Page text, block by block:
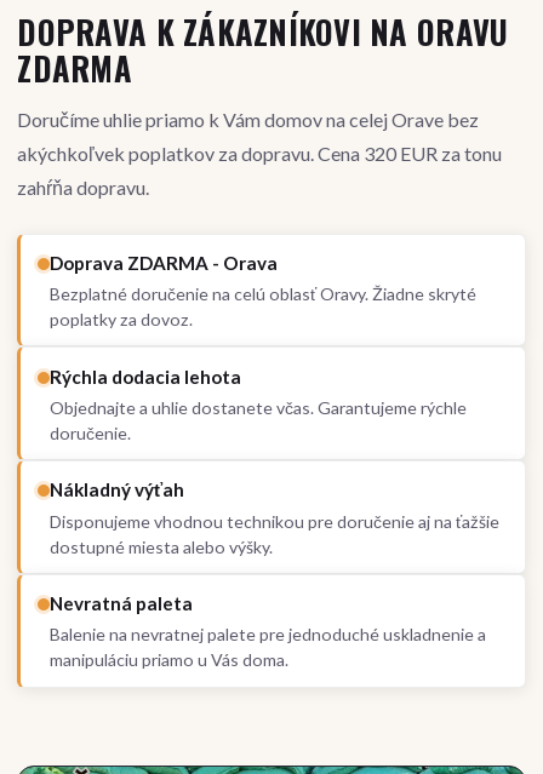
DOPRAVA K ZÁKAZNÍKOVI NA ORAVU
ZDARMA
Doručíme uhlie priamo k Vám domov na celej Orave bez
akýchkoľvek poplatkov za dopravu. Cena 320 EUR za tonu
zahŕňa dopravu.
Doprava ZDARMA - Orava
Bezplatné doručenie na celú oblasť Oravy. Žiadne skryté
poplatky za dovoz.
Rýchla dodacia lehota
Objednajte a uhlie dostanete včas. Garantujeme rýchle
doručenie.
Nákladný výťah
Disponujeme vhodnou technikou pre doručenie aj na ťažšie
dostupné miesta alebo výšky.
Nevratná paleta
Balenie na nevratnej palete pre jednoduché uskladnenie a
manipuláciu priamo u Vás doma.